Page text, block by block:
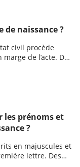
de naissance ?
civil procède
de l’acte. Des
les prénoms et
?
en majuscules et
lettre. Des